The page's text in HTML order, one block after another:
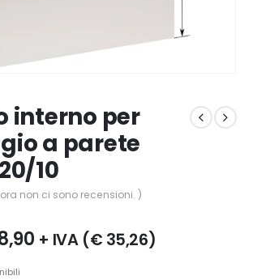
interno per
a parete
10
non ci sono recensioni. )
+ IVA (€ 35,26)